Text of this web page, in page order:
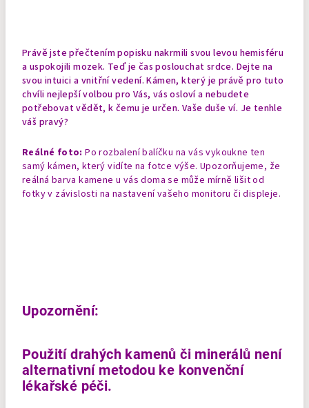
Právě jste přečtením popisku nakrmili svou levou hemisféru
a uspokojili mozek. Teď je čas poslouchat srdce. Dejte na
svou intuici a vnitřní vedení. Kámen, který je právě pro tuto
chvíli nejlepší volbou pro Vás, vás osloví a nebudete
potřebovat vědět, k čemu je určen. Vaše duše ví. Je tenhle
váš pravý?
Reálné foto: Po rozbalení balíčku na vás vykoukne ten
samý kámen, který vidíte na fotce výše. Upozorňujeme, že
reálná barva kamene u vás doma se může mírně lišit od
fotky v závislosti na nastavení vašeho monitoru či displeje.
Upozornění:
Použití drahých kamenů či minerálů není
alternativní metodou ke konvenční
lékařské péči.